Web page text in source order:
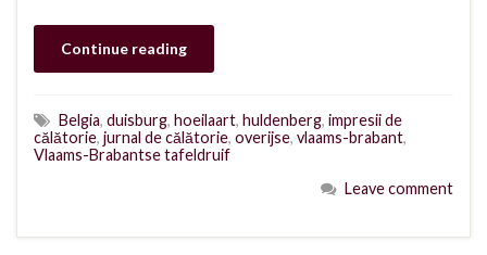
Continue reading
Belgia, duisburg, hoeilaart, huldenberg, impresii de
călătorie, jurnal de călătorie, overijse, vlaams-brabant,
Vlaams-Brabantse tafeldruif
Leave comment